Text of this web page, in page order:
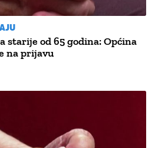
starije od 65 godina: Općina
na prijavu